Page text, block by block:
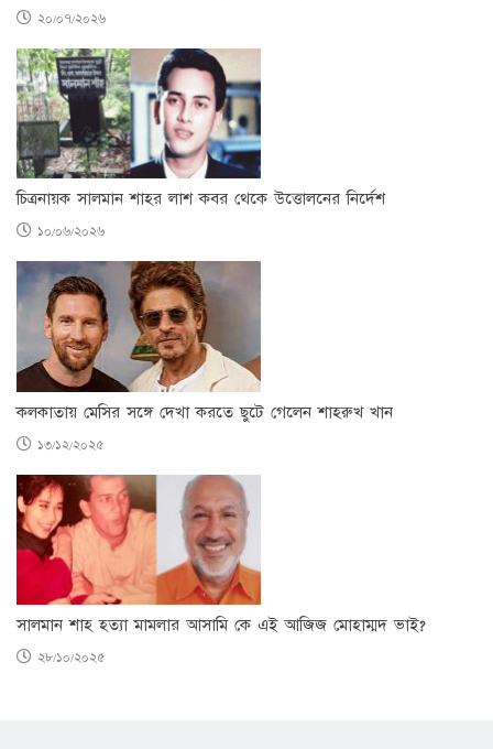
২০/০৭/২০২৬
চিত্রনায়ক সালমান শাহর লাশ কবর থেকে উত্তোলনের নির্দেশ
১০/০৬/২০২৬
কলকাতায় মেসির সঙ্গে দেখা করতে ছুটে গেলেন শাহরুখ খান
১৩/১২/২০২৫
সালমান শাহ হত্যা মামলার আসামি কে এই আজিজ মোহাম্মদ ভাই?
২৮/১০/২০২৫